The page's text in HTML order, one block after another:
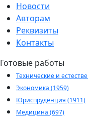
Новости
Авторам
Реквизиты
Контакты
Готовые работы
Технические и
Экономика (1959)
Юриспруденция (1911)
Медицина (697)